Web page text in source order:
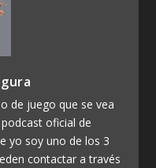
de juego que se vea
oficial de
yo soy uno de los 3
contactar a través